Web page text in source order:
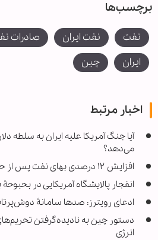
برچسب‌ها
نفت نفت ایران صادرات
ایران
چین
اخبار مرتبط
آیا جنگ آمریکا علیه ایران به سلطه
می‌دهد؟
افزایش ۱۲ درصدی بهای نفت پس از حمله هوایی اسرائیل به ایران
انفجار پالایشگاه آمریکایی در
ادعای رویترز: صدها سامانۀ
دستور چین به نادیده‌گرفتن
انرژی